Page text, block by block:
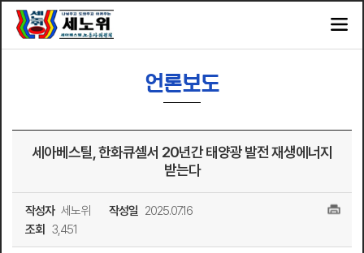
언론보도
세아베스틸, 한화큐셀서 20년간 태양광 발전 재생에너지
받는다
작성자 세노위 작성일 2025.07.16
조회
3,451